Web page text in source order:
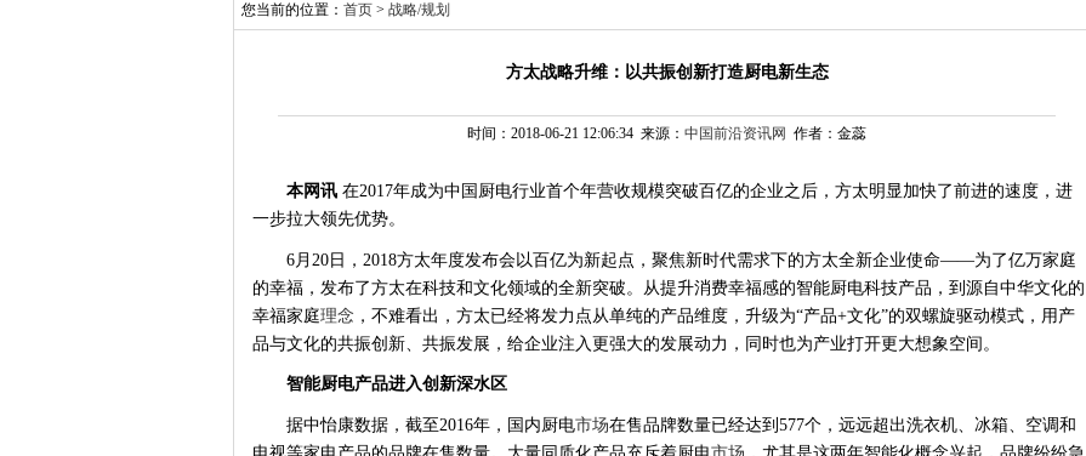
您当前的位置： 首页 > 战略/规划
方太战略升维：以共振创新打造厨电新生态
时间：2018-06-21 12:06:34 来源： 中国前沿资讯网 作者：金蕊
本网讯 在2017年成为中国厨电行业首个年营收规模突破百亿的企业之后，方太明显加快了前进的速度，进
一步拉大领先优势。
6月20日，2018方太年度发布会以百亿为新起点，聚焦新时代需求下的方太全新企业使命——为了亿万家庭
的幸福，发布了方太在科技和文化领域的全新突破。从提升消费幸福感的智能厨电科技产品，到源自中华文化的
幸福家庭理念 ，不难看出，方太已经将发力点从单纯的产品维度，升级为“产品+文化”的双螺旋驱动模式，用产
品与文化的共振创新、共振发展，给企业注入更强大的发展动力，同时也为产业打开更大想象空间。
智能厨电产品进入创新深水区
据中怡康数据，截至 2016年，国内厨电市场在售品牌数量已经达到577个，远远超出洗衣机、冰箱、空调和